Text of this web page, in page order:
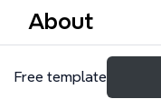
About
這份《簡報 Show
視覺化大師 Dan
Free template